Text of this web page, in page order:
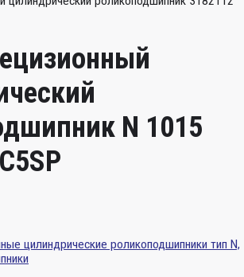
N 1015
цилиндрические роликоподшипники тип N,